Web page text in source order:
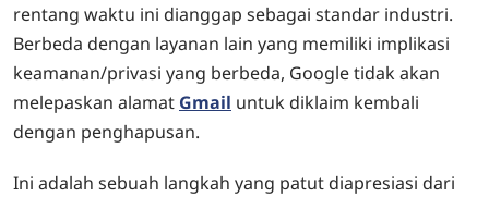
rentang waktu ini dianggap sebagai standar industri.
Berbeda dengan layanan lain yang memiliki implikasi
keamanan/privasi yang berbeda, Google tidak akan
melepaskan alamat Gmail untuk diklaim kembali
dengan penghapusan.
Ini adalah sebuah langkah yang patut diapresiasi dari